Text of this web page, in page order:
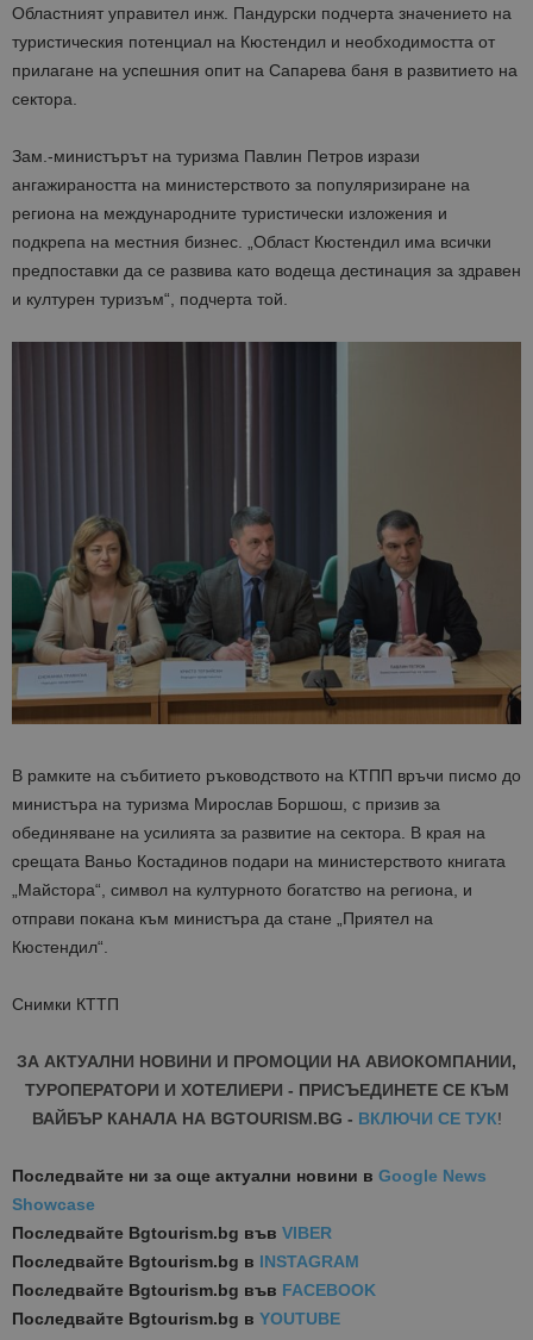
Областният управител инж. Пандурски подчерта значението на
туристическия потенциал на Кюстендил и необходимостта от
прилагане на успешния опит на Сапарева баня в развитието на
сектора.
Зам.-министърът на туризма Павлин Петров изрази
ангажираността на министерството за популяризиране на
региона на международните туристически изложения и
подкрепа на местния бизнес. „Област Кюстендил има всички
предпоставки да се развива като водеща дестинация за здравен
и културен туризъм“, подчерта той.
В рамките на събитието ръководството на КТПП връчи писмо до
министъра на туризма Мирослав Боршош, с призив за
обединяване на усилията за развитие на сектора. В края на
срещата Ваньо Костадинов подари на министерството книгата
„Майстора“, символ на културното богатство на региона, и
отправи покана към министъра да стане „Приятел на
Кюстендил“.
Снимки КТТП
ЗА АКТУАЛНИ НОВИНИ И ПРОМОЦИИ НА АВИОКОМПАНИИ,
ТУРОПЕРАТОРИ И ХОТЕЛИЕРИ - ПРИСЪЕДИНЕТЕ СЕ КЪМ
ВАЙБЪР КАНАЛА НА BGTOURISM.BG - ВКЛЮЧИ СЕ ТУК!
Последвайте ни за още актуални новини в Google News
Showcase
Последвайте Bgtourism.bg във VIBER
Последвайте Bgtourism.bg в INSTAGRAM
Последвайте Bgtourism.bg във FACEBOOK
Последвайте Bgtourism.bg в YOUTUBE